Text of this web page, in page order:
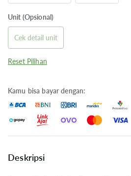
Unit (Opsional)
Cek detail unit
Reset Pilihan
Kamu bisa bayar dengan:
Deskripsi